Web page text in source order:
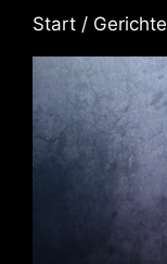
Start / Gerichte